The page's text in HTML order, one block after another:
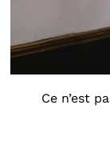
Ce n’est